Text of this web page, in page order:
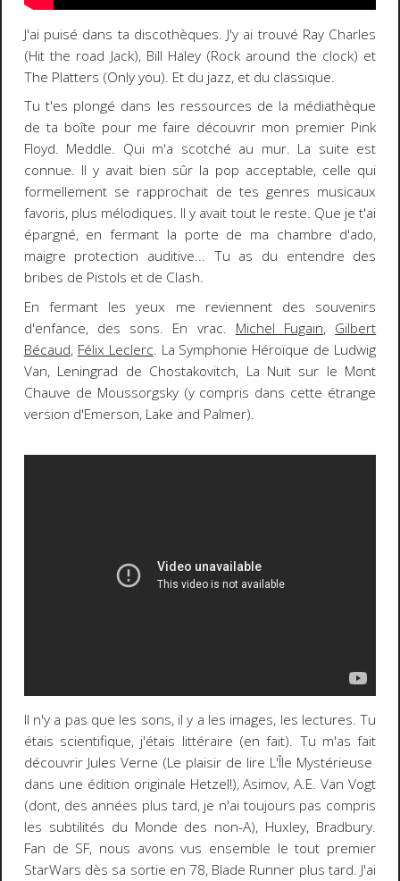
J'ai puisé dans ta discothèques. J'y ai trouvé Ray Charles
(Hit the road Jack), Bill Haley (Rock around the clock) et
The Platters (Only you). Et du jazz, et du classique.
Tu t'es plongé dans les ressources de la médiathèque
de ta boîte pour me faire découvrir mon premier Pink
Floyd. Meddle. Qui m'a scotché au mur. La suite est
connue. Il y avait bien sûr la pop acceptable, celle qui
formellement se rapprochait de tes genres musicaux
favoris, plus mélodiques. Il y avait tout le reste. Que je t'ai
épargné, en fermant la porte de ma chambre d'ado,
maigre protection auditive... Tu as du entendre des
bribes de Pistols et de Clash.
En fermant les yeux me reviennent des souvenirs
d'enfance, des sons. En vrac. Michel Fugain, Gilbert
Bécaud, Félix Leclerc. La Symphonie Héroïque de Ludwig
Van, Leningrad de Chostakovitch, La Nuit sur le Mont
Chauve de Moussorgsky (y compris dans cette étrange
version d'Emerson, Lake and Palmer).
Il n'y a pas que les sons, il y a les images, les lectures. Tu
étais scientifique, j'étais littéraire (en fait). Tu m'as fait
découvrir Jules Verne (Le plaisir de lire L'Île Mystérieuse
dans une édition originale Hetzel!), Asimov, A.E. Van Vogt
(dont, des années plus tard, je n'ai toujours pas compris
les subtilités du Monde des non-A), Huxley, Bradbury.
Fan de SF, nous avons vus ensemble le tout premier
StarWars dès sa sortie en 78, Blade Runner plus tard. J'ai